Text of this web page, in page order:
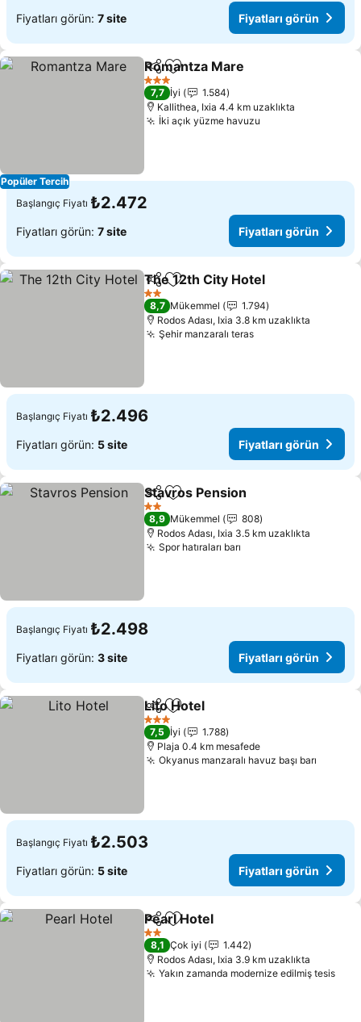
Fiyatları görün: 7 site Fiyatları görün
Popüler Tercih
PaylaşFavorilerime ekle
Romantza Mare
3 Yıldız
7,7 İyi
1.584
Kallithea, Ixia 4.4 km uzaklıkta
İki açık yüzme havuzu
Başlangıç Fiyatı ₺2.472
Fiyatları görün: 7 site Fiyatları görün
PaylaşFavorilerime ekle
The 12th City Hotel
2 Yıldız
8,7 Mükemmel
1.794
Rodos Adası, Ixia 3.8 km uzaklıkta
Şehir manzaralı terasFiyatları görün
Başlangıç Fiyatı ₺2.496
Fiyatları görün: 5 site Fiyatları görün
PaylaşFavorilerime ekle
Stavros Pension
2 Yıldız
8,9 Mükemmel
808
Rodos Adası, Ixia 3.5 km uzaklıkta
Spor hatıraları barı
Başlangıç Fiyatı ₺2.498
Fiyatları görün: 3 site Fiyatları görün
PaylaşFavorilerime ekle
Lito Hotel
3 Yıldız
7,5 İyi
1.788
Plaja 0.4 km mesafede
Okyanus manzaralı havuz başı barı
Başlangıç Fiyatı ₺2.503
Fiyatları görün: 5 site Fiyatları görün
PaylaşFavorilerime ekle
Pearl Hotel
2 Yıldız
8,1 Çok iyi
1.442
Rodos Adası, Ixia 3.9 km uzaklıkta
Yakın zamanda modernize edilmiş tesis